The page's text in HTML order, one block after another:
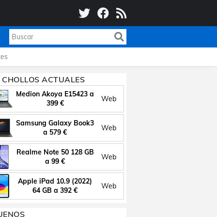
CHOLLOS ACTUALES
Medion Akoya E15423 a
399 €
Web
Samsung Galaxy Book3
a 579 €
Web
Realme Note 50 128 GB
a 99 €
Web
Apple iPad 10.9 (2022)
64 GB a 392 €
Web